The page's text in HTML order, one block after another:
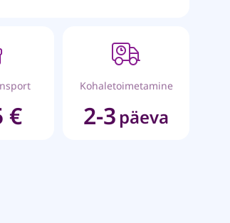
€
Kohaletoimetamine
2-3 päeva